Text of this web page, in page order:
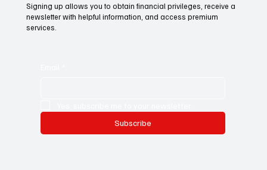
Signing up allows you to obtain financial privileges, receive a
newsletter with helpful information, and access premium
services.
Subscribe